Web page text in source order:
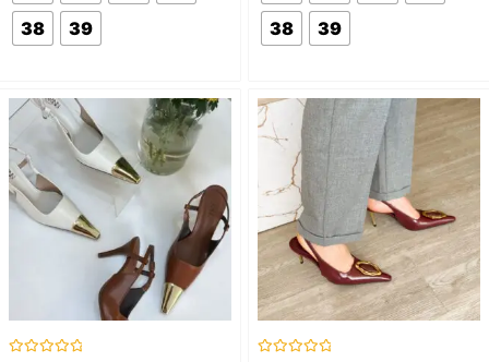
38
39
38
39